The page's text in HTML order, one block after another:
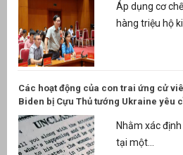
Áp dụng cơ
hàng triệu hộ
Các hoạt động của con trai ứng cử
Biden bị Cựu Thủ tướng Ukraine yêu
Nhằm xác
tại một...